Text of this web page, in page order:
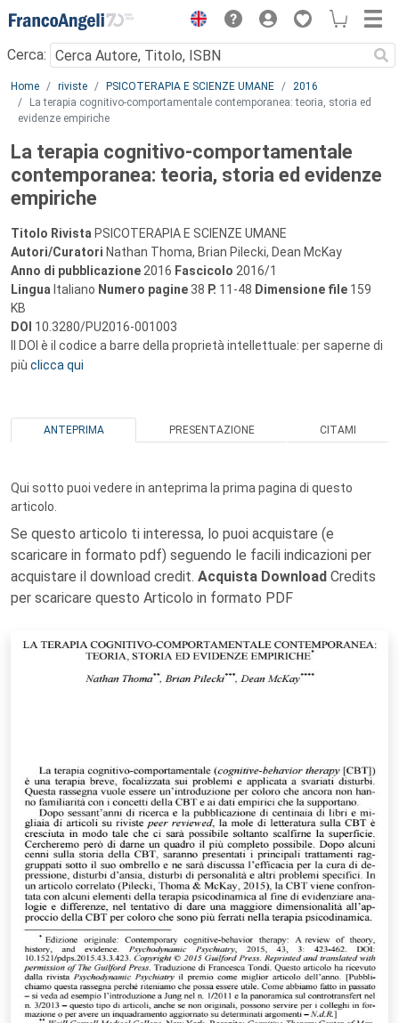
Menu
Cerca:
Main content
Home riviste PSICOTERAPIA E SCIENZE UMANE
2016
La terapia cognitivo-comportamentale contemporanea: teoria, storia ed
evidenze empiriche
La terapia cognitivo-comportamentale
contemporanea: teoria, storia ed evidenze
empiriche
Titolo Rivista PSICOTERAPIA E SCIENZE UMANE
Autori/Curatori Nathan Thoma, Brian Pilecki, Dean McKay
Anno di pubblicazione 2016 Fascicolo 2016/1
Lingua Italiano Numero pagine 38 P. 11-48 Dimensione file 159
KB
DOI 10.3280/PU2016-001003
Il DOI è il codice a barre della proprietà intellettuale: per saperne di
più clicca qui
ANTEPRIMA PRESENTAZIONE CITAMI
Qui sotto puoi vedere in anteprima la prima pagina di questo
articolo.
Se questo articolo ti interessa, lo puoi acquistare (e
scaricare in formato pdf) seguendo le facili indicazioni per
acquistare il download credit. Acquista Download Credits
per scaricare questo Articolo in formato PDF